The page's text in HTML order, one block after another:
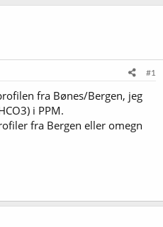
d
#1
fra Bønes/Bergen, jeg
i PPM.
fra Bergen eller omegn